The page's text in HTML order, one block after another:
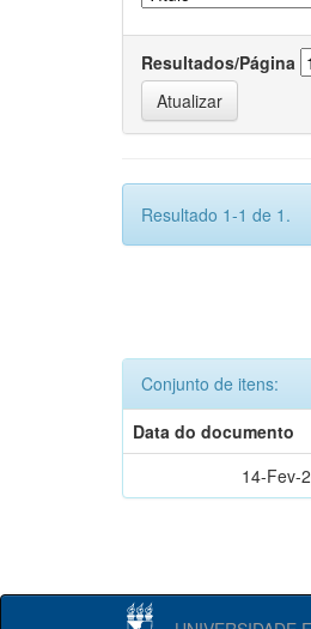
Resultados/Página
Resultado 1-1 de 1.
Conjunto de itens:
Data do documento
14-Fev-